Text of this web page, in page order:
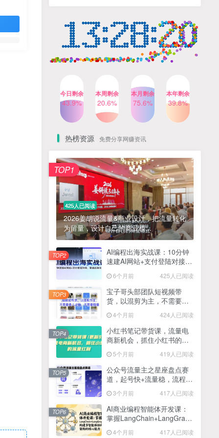
小红书笔记带货课，流量电
商新机会，抓住小红书的流
量红利(更新26年2月)
5个月前 419人已阅读
TOP4
公众号流量主之星座盘点赛
TOP5
AI商业编程智能体开发课：
掌握LangChain+LangGraph
构建多智能体协同架构的核
4个月前 417人已阅读
TOP6
1 ? 零加盟费｜红颜搭全国城市代理商招募正式启动！
淘宝天猫盈利突破特训营25年12月线下课，系统性的深度剖析电商企业经营之道，打造电商标准化运营体系
3 抓亚马逊漏洞，免去店铺月租，一个流量大竞争小，让你有机会成大卖的赛道
2025最新零撸项目，一部手机就可以操作，20秒一单，零投入纯薅羊毛，无门槛，一天200+【揭秘】
5 线上陪伴项目玩法，聊聊天就有收益的项目，一个月收益5000+
6 全网首发！答案之书网页版，全新玩法，搭配文档和网页，日入1k+零门槛小白首选副业
7 25年7月小红书女粉新玩法，公域转私域变现，日轻松变现2张+，5分钟简单复制好上手
8 情趣内衣暴利玩法，冷门赛道，日入1k+
9 在家就能做的项目，一天轻松300+，操作简单上手快
10 2025年百家号AI图文掘金，手机操作单号月入4-5位数，低门槛【附指令+工具】
抖音情感文案项目玩法，单月涨粉3000+，新手小白也能做
今日剩余
43.9%
本周剩余
20.6%
本月剩余
75.6%
本年剩余
39.8%
热榜资源 免费分享网赚资讯
425人已阅读
2026姜胡说流量&商业设计，把流量转化
为留量，设计自己的商业模...
TOP1
AI编程出海实战课：10分钟
速建AI网站+支付登陆对接，
6个月前 425人已阅读
TOP2
宝子哥头部团队短视频带
货，以混剪为主，不需要真
26年3月】
4个月前 424人已阅读
TOP3
小红书笔记带货课，流量电
商新机会，抓住小红书的流
5个月前 419人已阅读
TOP4
公众号流量主之星座盘点赛
道，起号快+流量稳，流程简
3个月前 417人已阅读
TOP5
AI商业编程智能体开发课：
掌握LangChain+LangGraph
4个月前 417人已阅读
TOP6